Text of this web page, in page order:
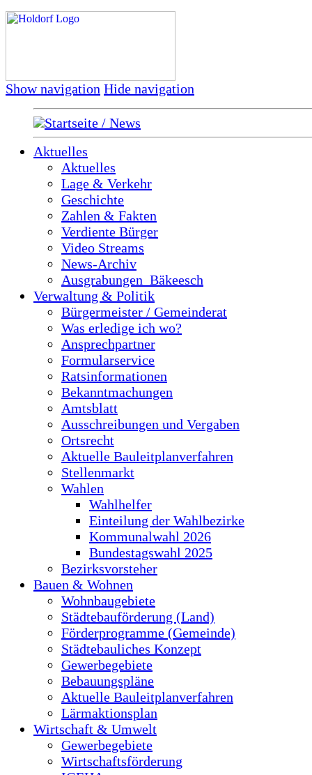
Show navigation Hide navigation
Startseite / News
Aktuelles
Aktuelles
Lage & Verkehr
Geschichte
Zahlen & Fakten
Verdiente Bürger
Video Streams
News-Archiv
Ausgrabungen_Bäkeesch
Verwaltung & Politik
Bürgermeister / Gemeinderat
Was erledige ich wo?
Ansprechpartner
Formularservice
Ratsinformationen
Bekanntmachungen
Amtsblatt
Ausschreibungen und Vergaben
Ortsrecht
Aktuelle Bauleitplanverfahren
Stellenmarkt
Wahlen
Wahlhelfer
Einteilung der Wahlbezirke
Kommunalwahl 2026
Bundestagswahl 2025
Bezirksvorsteher
Bauen & Wohnen
Wohnbaugebiete
Städtebauförderung (Land)
Förderprogramme (Gemeinde)
Städtebauliches Konzept
Gewerbegebiete
Bebauungspläne
Aktuelle Bauleitplanverfahren
Lärmaktionsplan
Wirtschaft & Umwelt
Gewerbegebiete
Wirtschaftsförderung